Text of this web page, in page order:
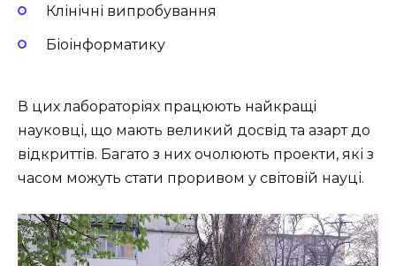
Клінічні випробування
Біоінформатику
В цих лабораторіях працюють найкращі
науковці, що мають великий досвід та азарт до
відкриттів. Багато з них очолюють проекти, які з
часом можуть стати проривом у світовій науці.